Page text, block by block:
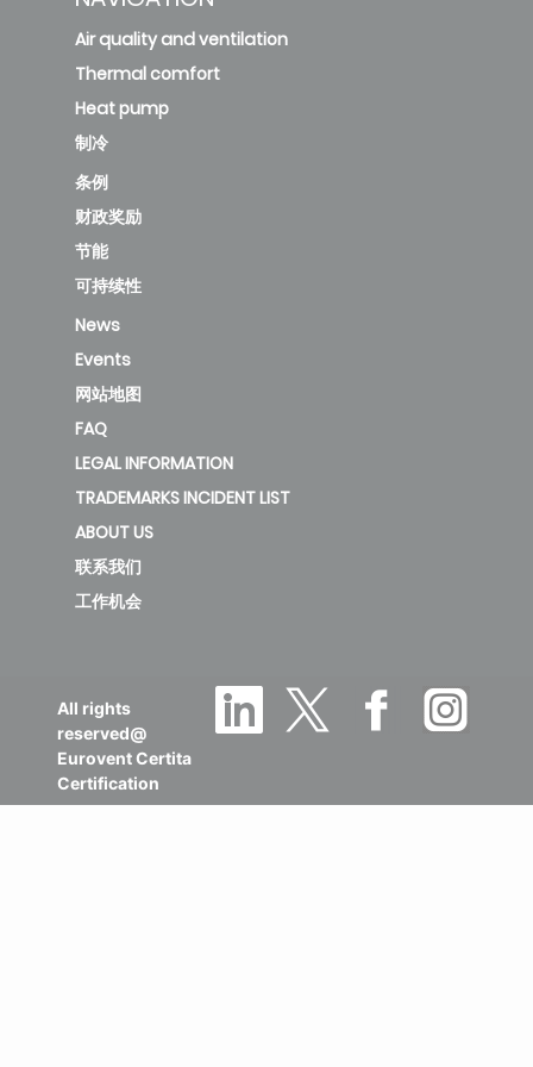
Air quality and ventilation
Thermal comfort
Heat pump
制冷
条例
财政奖励
节能
可持续性
News
Events
网站地图
FAQ
LEGAL INFORMATION
TRADEMARKS INCIDENT LIST
ABOUT US
联系我们
工作机会
All rights
reserved@
Eurovent Certita
Certification